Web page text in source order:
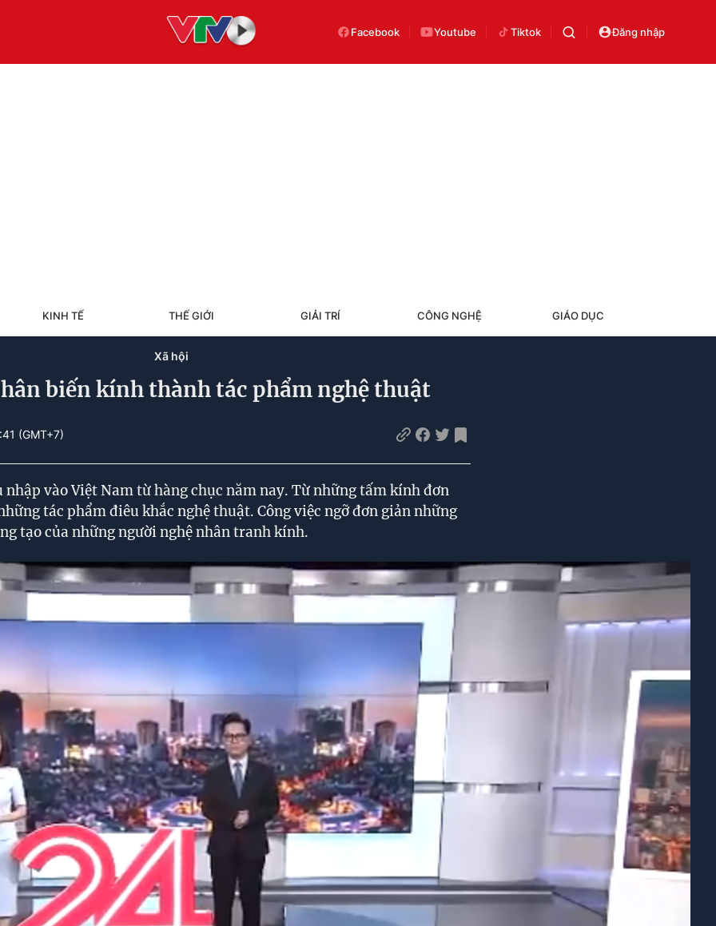
Facebook Youtube Tiktok Đăng nhập
KINH TẾ THẾ GIỚI GIẢI TRÍ CÔNG NGHỆ GIÁO DỤC
Xã hội
biến kính thành tác phẩm nghệ thuật
(GMT+7)
vào Việt Nam từ hàng chục năm nay. Từ những tấm kính đơn
tác phẩm điêu khắc nghệ thuật. Công việc ngỡ đơn giản những
tạo của những người nghệ nhân tranh kính.